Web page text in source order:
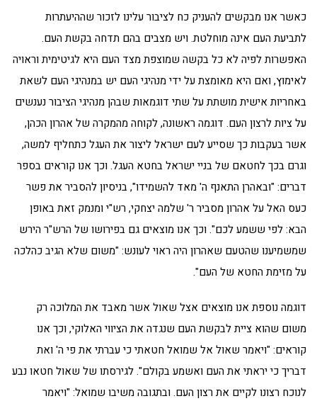
כאשר אנו מבקשים להעניק כח לציבור עלינו לזכור שההיעתרות
לתביעת העם אינה מוחלטת. ויש מצבים בהם תדחה בקשת העם.
האפשרות לפיה לא כל בקשה שמוצפת מצד העם היא לגיטימית וראויה
לאימוץ, ואם היא מאומצת על ידי מנהיגי העם יש במנהיגי העם לשאת
באחריות אישית מושתת על שתי דוגמאות שבהן מנהיגי הציבור נענשים
על ציות לרצון העם. דוגמה ראשונה, לקוחה מהמקרה של אהרון הכהן,
אשר בעקבות כך שסייע לעם ישראל ליצור את העגל כתחליף למשה,
וגרם בכך לחטאם של בניי ישראל בחטא העגל. וכך אנו קוראים בספר
דברים: "ובאהרן התאנף ה' מאד להשמידו", בניסיון להסביר את פשר
כעס האל על אהרון מסביר ר' שלמה יצחקי, רש"י ומנמק זאת באופן
הבא: לפי ששמע לכם". וכך אנו מוצאים גם בפירושו של הרש"ר הירש
שמשמיענו שהטעם שאהרון היה ראוי לעונש: "משום שלא הגיב כהלכה
על מזימת החטא של העם".
דוגמה נוספת אנו מוצאים אצל שאול אשר מאבד את המלוכה רק
משום שהוא ציית לבקשת העם שנגדה את הציווי האלוקי, וכך אנו
קוראים: "ויאמר שאול אל שמואל חטאתי כי עברתי את פי ה' ואת
דבריך כי יראתי את העם ואשמע בקולם". לגירסתו של שאול חטאו נבע
לנוכח רצונו לקיים את רצון העם. ובתגובה משיבו שמואל: "ויאמר